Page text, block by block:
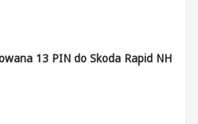
13 PIN do Skoda Rapid NH